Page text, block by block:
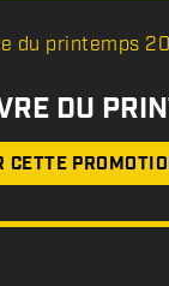
DU
CETTE